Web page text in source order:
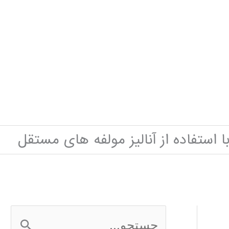
استفاده از آنالیز مولفه های مستقل